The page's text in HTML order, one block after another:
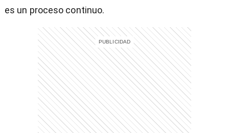
es un proceso continuo.